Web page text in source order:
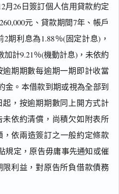
月26日簽訂個人信用貸款約定
元、貸款期間7年、帳戶
2期利息為1.88％(固定計息)，
加計9.21％(機動計息)，未依約
期期數每逾期一期即計收當
金。本借款到期或視為全部到
，按逾期期數同上開方式計
依約清償，尚積欠如附表所
，依兩造簽訂之一般約定條款
規定，原告毋庸事先通知或催
利益，對原告所負借款債務